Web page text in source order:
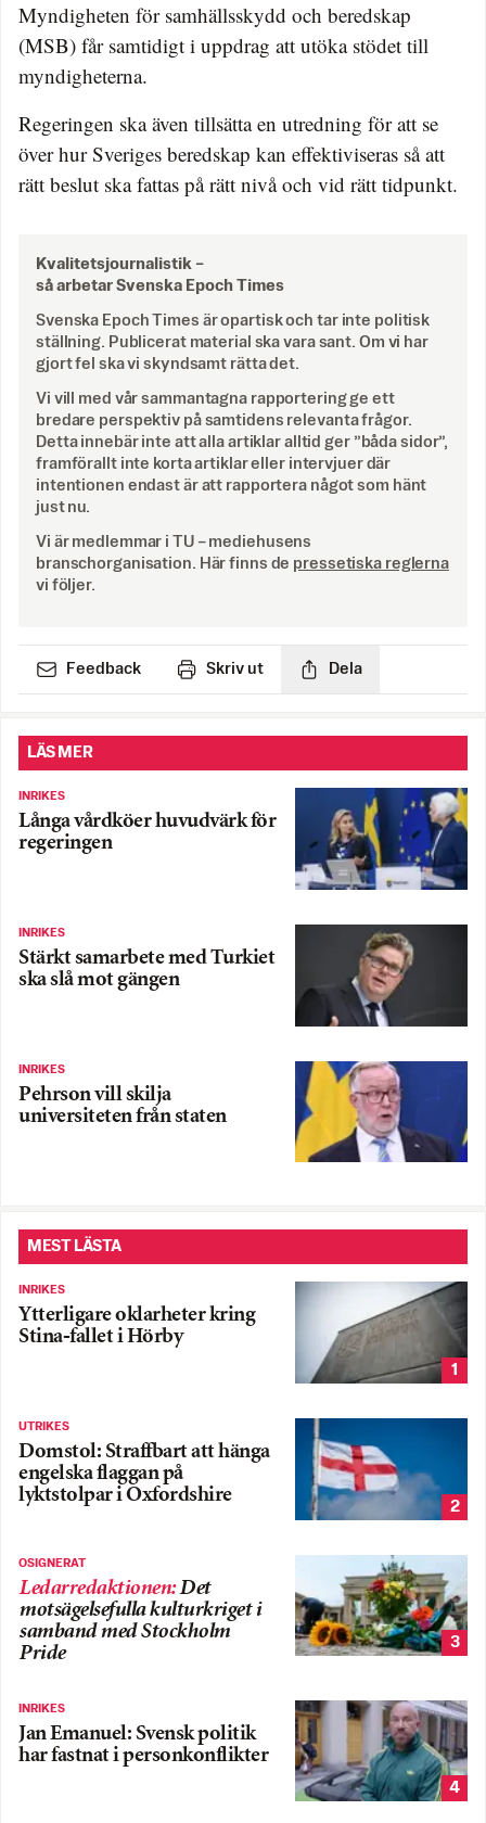
Myndigheten för samhällsskydd och beredskap
(MSB) får samtidigt i uppdrag att utöka stödet till
myndigheterna.
Regeringen ska även tillsätta en utredning för att se
över hur Sveriges beredskap kan effektiviseras så att
rätt beslut ska fattas på rätt nivå och vid rätt tidpunkt.
Kvalitetsjournalistik –
så arbetar Svenska Epoch Times
Svenska Epoch Times är opartisk och tar inte politisk
ställning. Publicerat material ska vara sant. Om vi har
gjort fel ska vi skyndsamt rätta det.
Vi vill med vår sammantagna rapportering ge ett
bredare perspektiv på samtidens relevanta frågor.
Detta innebär inte att alla artiklar alltid ger ”båda sidor”,
framförallt inte korta artiklar eller intervjuer där
intentionen endast är att rapportera något som hänt
just nu.
Vi är medlemmar i TU – mediehusens
branschorganisation. Här finns de pressetiska reglerna
vi följer.
Feedback Skriv ut Dela
LÄS MER
INRIKES
Långa vårdköer huvudvärk för
regeringen
INRIKES
Stärkt samarbete med Turkiet
ska slå mot gängen
INRIKES
Pehrson vill skilja
universiteten från staten
MEST LÄSTA
INRIKES
Ytterligare oklarheter kring
Stina-fallet i Hörby
1
UTRIKES
Domstol: Straffbart att hänga
engelska flaggan på
lyktstolpar i Oxfordshire
2
OSIGNERAT
Ledarredaktionen:Det
motsägelsefulla kulturkriget i
samband med Stockholm
Pride
3
INRIKES
Jan Emanuel: Svensk politik
har fastnat i personkonflikter
4